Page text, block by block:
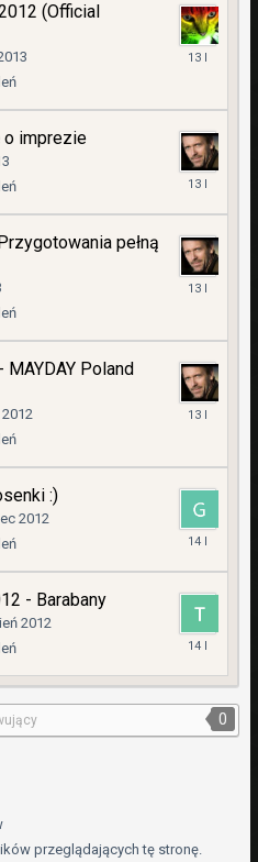
(Official
26
o imprezie
23
pełną
MAYDAY Poland
:)
2012
30
- Barabany
2012
26
0
przeglądających tę stronę.